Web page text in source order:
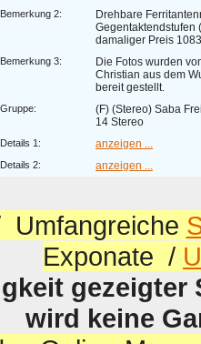
Bemerkung 2:
Drehbare
Gegentaktendstufen
damaliger Preis
Bemerkung 3:
Die Fotos wurden
Christian aus dem
bereit gestellt.
Gruppe:
(F) (Stereo) Saba
14 Stereo
Details 1: anzeigen ...
Details 2: anzeigen ...
Umfangreiche
Exponate /
wird keine